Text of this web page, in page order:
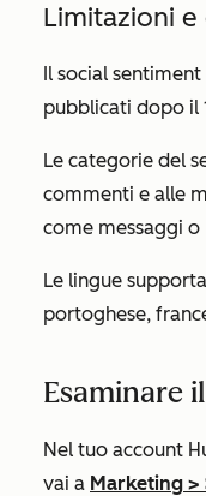
Limitazioni
Il social
pubblicati dopo il
Le categorie del
commenti e alle
come messaggi o
Le lingue
portoghese,
Esaminare
Nel tuo account
vai a Marketing >